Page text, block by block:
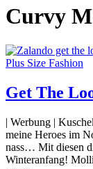
Curvy
Plus Size Fashion
Get The
| Werbung |
meine Heroes im
nass… Mit diesen
Winteranfang!